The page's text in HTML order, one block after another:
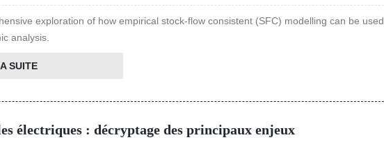
exploration of how empirical stock-flow consistent (SFC) modelling can be used
analysis.
SUITE
électriques : décryptage des principaux enjeux